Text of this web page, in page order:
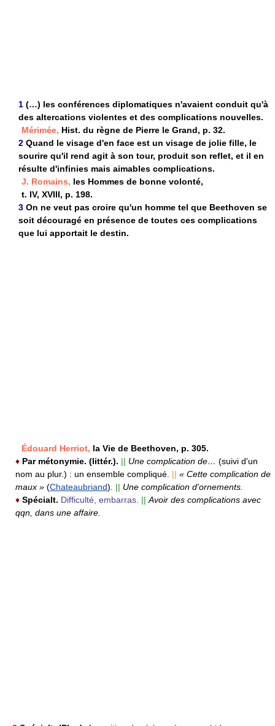
1 (…) les conférences diplomatiques n'avaient conduit qu'à
des altercations violentes et des complications nouvelles.
Mérimée, Hist. du règne de Pierre le Grand, p. 32.
2 Quand le visage d'en face est un visage de jolie fille, le
sourire qu'il rend agit à son tour, produit son reflet, et il en
résulte d'infinies mais aimables complications.
J. Romains, les Hommes de bonne volonté,
t. IV, XVIII, p. 198.
3 On ne veut pas croire qu'un homme tel que Beethoven se
soit découragé en présence de toutes ces complications
que lui apportait le destin.
Édouard Herriot, la Vie de Beethoven, p. 305.
♦ Par métonymie. (littér.). || Une complication de… (suivi d'un
nom au plur.) : un ensemble compliqué. || « Cette complication de
maux » (Chateaubriand). || Une complication d'ornements.
♦ Spécialt. Difficulté, embarras. || Avoir des complications avec
qqn, dans une affaire.